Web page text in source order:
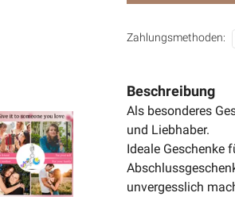
Zahlungsmethoden:
Beschreibung
Als besonderes
und Liebhaber.
Ideale Geschenke
unvergesslich